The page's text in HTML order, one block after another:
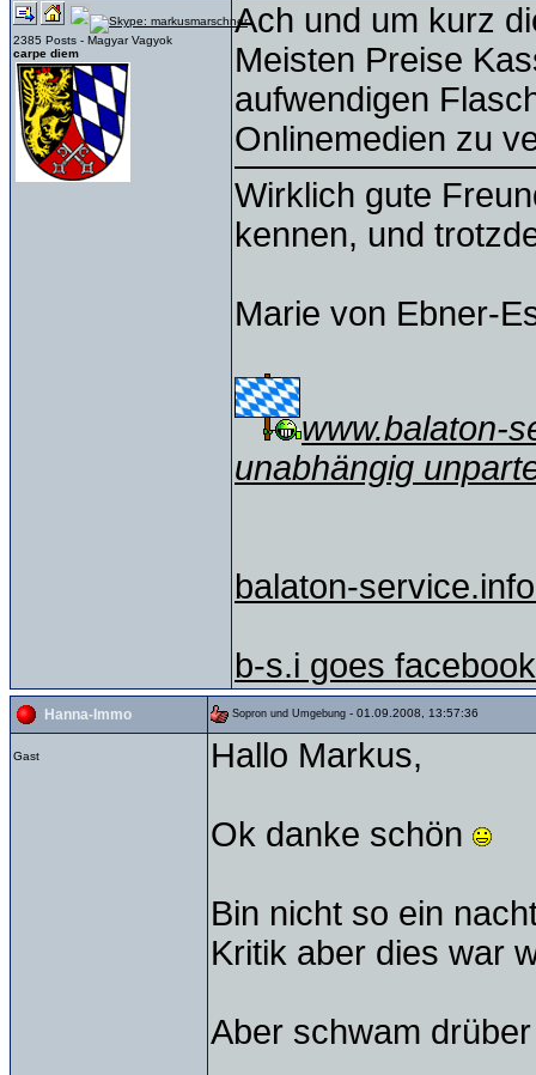
2385 Posts - Magyar Vagyok
carpe diem
Ach und um kurz
Meisten Preise
aufwendigen
Onlinemedien zu
Wirklich gute
kennen, und
Marie von Ebner-
www.balaton-
unabhängig
balaton-
b-s.i goes facebook
Hanna-Immo Sopron und Umgebung - 01.09.2008, 13:57:36
Gast Hallo Markus,
Ok danke schön
Bin nicht so ein
Kritik aber dies war
Aber schwam